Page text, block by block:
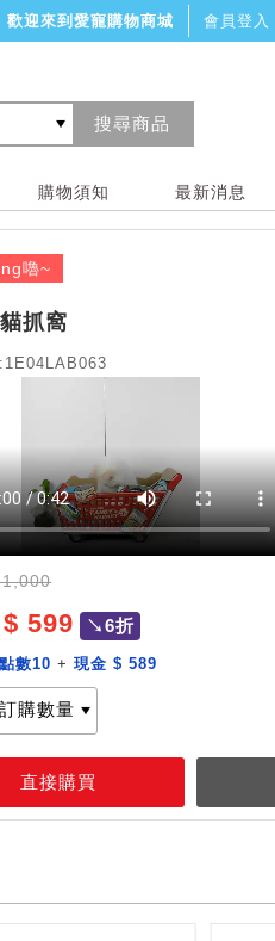
歡迎來到愛寵購物商城 會員登入
購物須知 最新消息
嚕~
抓窩
1,000
$ 599 ↘6折
點數10 +現金 $ 589